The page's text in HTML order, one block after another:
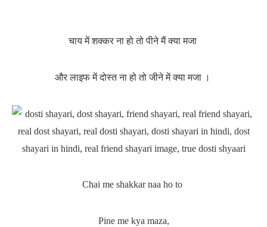
चाय में शक्कर ना हो तोपीने मैं क्या मजा
और लाइफ में दोस्त ना हो तोजीने में क्या मजा ।
Chai me shakkar naa ho to
Pine me kya maza,